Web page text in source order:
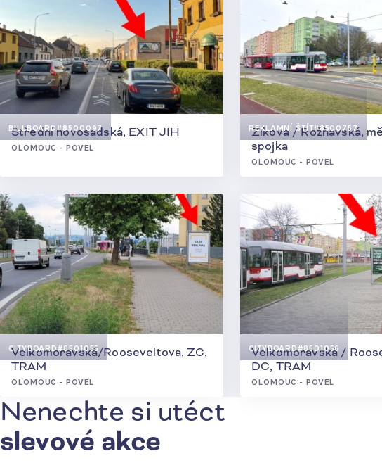
BILLBOARD#8500097
Střední novosadská, EXIT JIH
OLOMOUC - POVEL
REKLAMNÍ ŠTÍT#8500757
Zikova / Rožňavská,
spojka
OLOMOUC - POVEL
CITYBOARD#8501055
Velkomoravská/Rooseveltova, ZC,
TRAM
OLOMOUC - POVEL
CITYBOARD#8501056
Velkomoravská /
DC, TRAM
OLOMOUC - POVEL
Přihlášení k odběru novinek
Nenechte si utéct
slevové akce